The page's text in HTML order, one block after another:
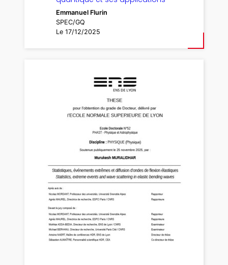
Emmanuel Flurin
SPEC/GQ
Le 17/12/2025